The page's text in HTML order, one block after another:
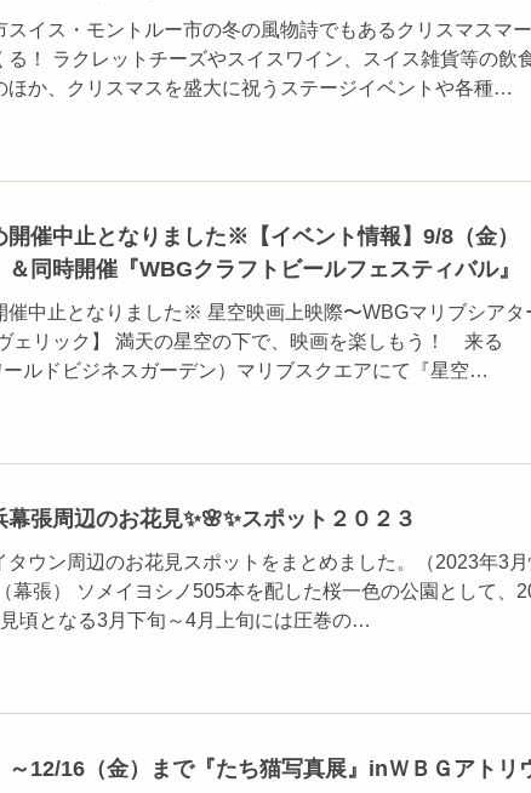
スイス・モントルー市の冬の風物詩でもあるクリスマスマ
る！ ラクレットチーズやスイスワイン、スイス雑貨等の飲
ほか、クリスマスを盛大に祝うステージイベントや各種…
催中止となりました※【イベント情報】9/8（金）
同時開催『WBGクラフトビールフェスティバル』
中止となりました※ 星空映画上映際〜WBGマリブシアタ
ェリック】 満天の星空の下で、映画を楽しもう！ 来る
ルドビジネスガーデン）マリブスクエアにて『星空…
幕張周辺のお花見✨🌸✨スポット２０２３
タウン周辺のお花見スポットをまとめました。（2023年3月
幕張） ソメイヨシノ505本を配した桜一色の公園として、
頃となる3月下旬～4月上旬には圧巻の…
～12/16（金）まで『たち猫写真展』inＷＢＧアトリ